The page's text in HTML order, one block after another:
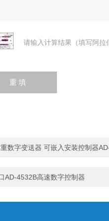
请输入计算结果（填写阿拉
数字变送器 可嵌入安装控制器
AD-4532B高速数字控制器